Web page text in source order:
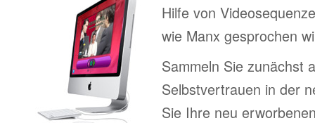
Hilfe von
wie Manx gesprochen
Sammeln Sie zunächst
Selbstvertrauen in der
Sie Ihre neu